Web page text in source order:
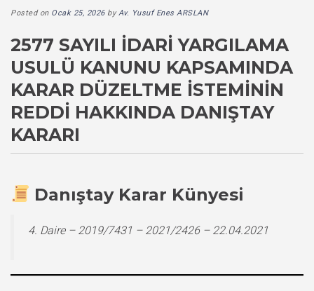
Posted on Ocak 25, 2026byAv. Yusuf Enes ARSLAN
2577 SAYILI İDARI YARGILAMA
USULÜ KANUNU KAPSAMINDA
KARAR DÜZELTME İSTEMININ
REDDI HAKKINDA DANIŞTAY
KARARI
Danıştay Karar Künyesi
4. Daire – 2019/7431 – 2021/2426 – 22.04.2021